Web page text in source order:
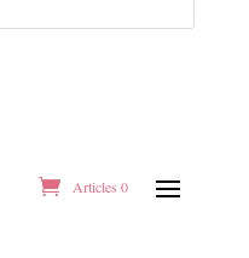
Articles 0